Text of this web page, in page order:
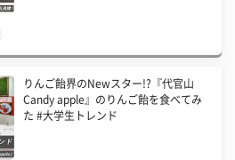
りんご飴界のNewスター!?『代官山
Candy apple』のりんご飴を食べてみ
た #大学生トレンド